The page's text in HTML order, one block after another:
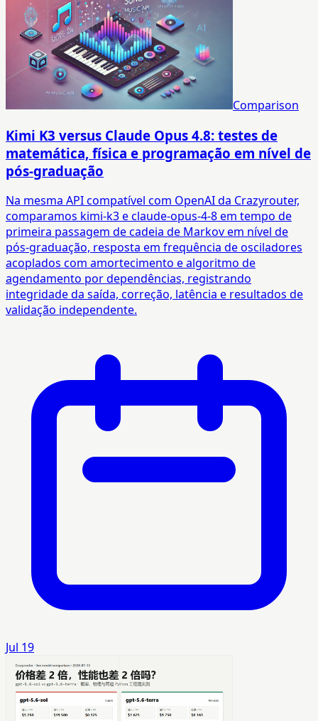
Comparison
Kimi K3 versus Claude Opus 4.8: testes de
matemática, física e programação em nível de
pós-graduação
Na mesma API compatível com OpenAI da Crazyrouter,
comparamos kimi-k3 e claude-opus-4-8 em tempo de
primeira passagem de cadeia de Markov em nível de
pós-graduação, resposta em frequência de osciladores
acoplados com amortecimento e algoritmo de
agendamento por dependências, registrando
integridade da saída, correção, latência e resultados de
validação independente.
Jul 19